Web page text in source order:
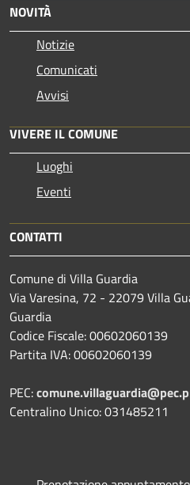
NOVITÀ
Notizie
Comunicati
Avvisi
VIVERE IL COMUNE
Luoghi
Eventi
CONTATTI
Comune di Villa Guardia
Via Varesina, 72 - 22079 Villa
Guardia
Codice Fiscale: 00602060139
Partita IVA: 00602060139
PEC:
Centralino Unico: 031485211